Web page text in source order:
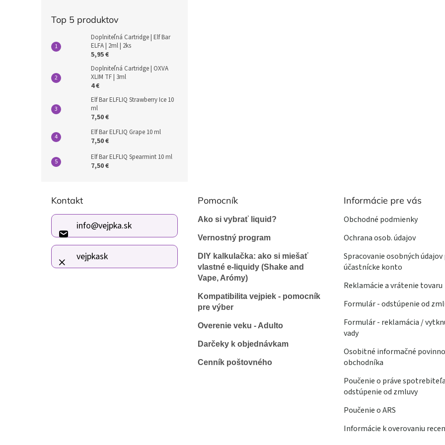
Top 5 produktov
Doplniteľná Cartridge | Elf Bar
ELFA | 2ml | 2ks
5,95 €
Doplniteľná Cartridge | OXVA
XLIM TF | 3ml
4 €
Elf Bar ELFLIQ Strawberry Ice 10
ml
7,50 €
Elf Bar ELFLIQ Grape 10 ml
7,50 €
Elf Bar ELFLIQ Spearmint 10 ml
7,50 €
Kontakt
info@vejpka.sk
vejpkask
Pomocník
Ako si vybrať liquid?
Vernostný program
DIY kalkulačka: ako si miešať
vlastné e-liquidy (Shake and
Vape, Arómy)
Kompatibilita vejpiek - pomocník
pre výber
Overenie veku - Adulto
Darčeky k objednávkam
Cenník poštovného
Informácie pre vás
Obchodné podmienky
Ochrana osob. údajov
Spracovanie osobných údajov
účastnícke konto
Reklamácie a vrátenie tovaru
Formulár - odstúpenie od
Formulár - reklamácia /
vady
Osobitné informačné
obchodníka
Poučenie o práve
odstúpenie od zmluvy
Poučenie o ARS
Informácie k overovaniu